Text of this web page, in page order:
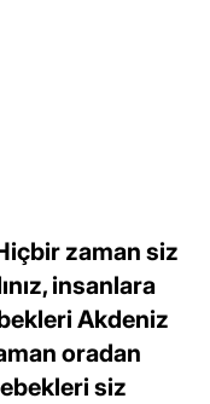
zaman siz
insanlara
Akdeniz
oradan
siz